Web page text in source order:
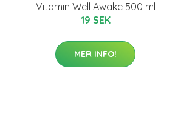
Vitamin Well Awake 500 ml
19 SEK
MER INFO!